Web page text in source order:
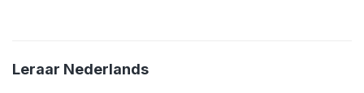
Leraar Nederlands